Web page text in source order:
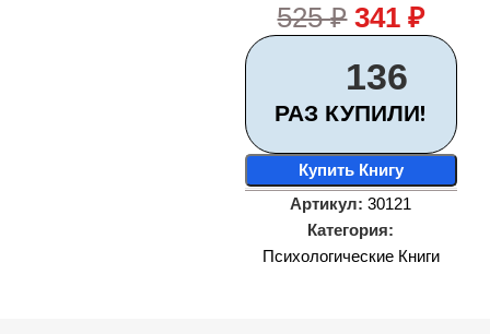
525₽ 341₽
136
РАЗ КУПИЛИ!
Купить Книгу
Артикул:30121
Категория:
Психологические Книги